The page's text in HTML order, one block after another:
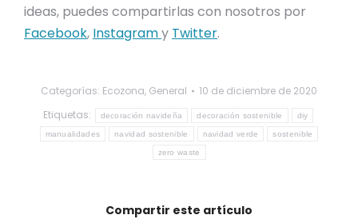
ideas, puedes compartirlas con nosotros por
Facebook, Instagramy Twitter.
Categorías: Ecozona, General
10 de diciembre de 2020
Etiquetas:
decoración navideña decoración sostenible diy
manualidades navidad sostenible navidad verde sostenible
zero waste
Compartir este artículo